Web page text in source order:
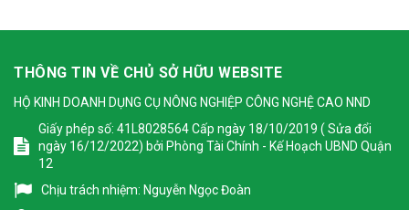
THÔNG TIN VỀ CHỦ SỞ HỮU WEBSITE
HỘ KINH DOANH DỤNG CỤ NÔNG NGHIỆP CÔNG NGHỆ CAO NND
Giấy phép số: 41L8028564 Cấp ngày 18/10/2019 ( Sửa đổi
ngày 16/12/2022) bởi Phòng Tài Chính - Kế Hoạch UBND Quận
12
Chịu trách nhiệm: Nguyễn Ngọc Đoàn